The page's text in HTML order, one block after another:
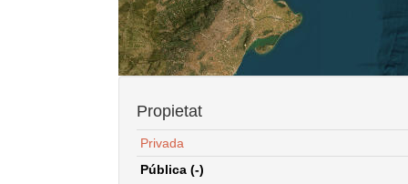
Propietat
Privada
Pública (-)